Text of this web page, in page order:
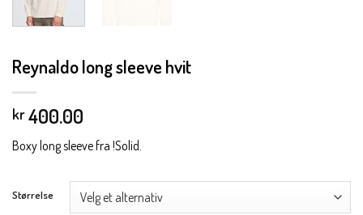
Reynaldo long sleeve hvit
kr400.00
Boxy long sleeve fra !Solid.
Størrelse